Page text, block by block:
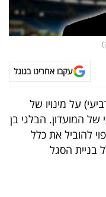
עקבו אחרינו בגוגל
על מינויו של
המועדון. הבלגי בן
להוביל את כלל
בניית הסגל